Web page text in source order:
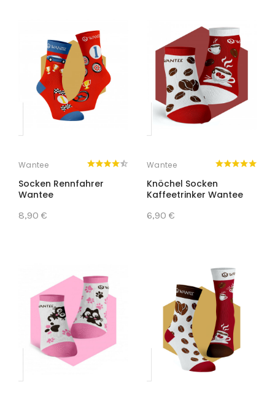
Wantee
Socken Rennfahrer
Wantee
8,90 €
Wantee
Knöchel Socken
Kaffeetrinker Wantee
6,90 €